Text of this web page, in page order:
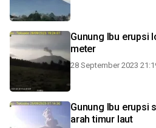
Gunung Ibu erupsi
meter
28 September 2023
Gunung Ibu erupsi
arah timur laut